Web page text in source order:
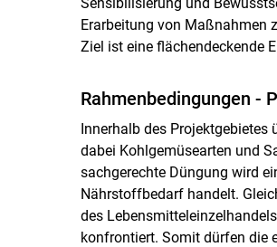
Erarbeitung von Maßnahmen
Ziel ist eine flächendeckende
Rahmenbedingungen -
Innerhalb des Projektgebietes
dabei Kohlgemüsearten und
sachgerechte Düngung wird
Nährstoffbedarf handelt.
des
konfrontiert. Somit dürfen die